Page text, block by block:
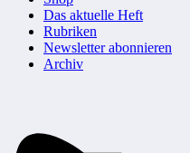
Das aktuelle Heft
Rubriken
Newsletter abonnieren
Archiv